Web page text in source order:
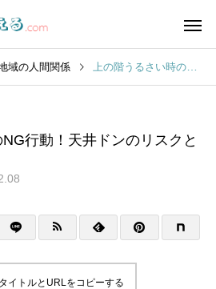
域の人間関係 上の階うるさい時のNG行動！天井ドンのリスクとは？
行動！天井ドンのリスクと
イトルとURLをコピーする